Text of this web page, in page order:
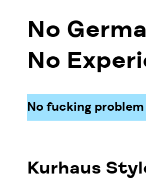
No
No
No fucking problem
Kurhaus